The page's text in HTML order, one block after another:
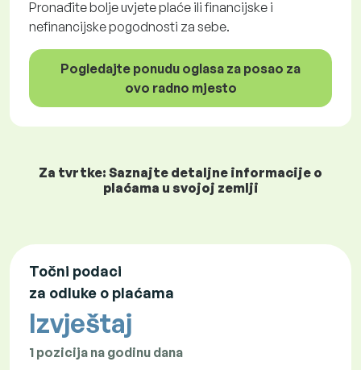
Pronađite bolje uvjete plaće ili financijske i
nefinancijske pogodnosti za sebe.
Pogledajte ponudu oglasa za posao za
ovo radno mjesto
Za tvrtke: Saznajte detaljne informacije o
plaćama u svojoj zemlji
Točni podaci
za odluke o plaćama
Izvještaj
1 pozicija na godinu dana